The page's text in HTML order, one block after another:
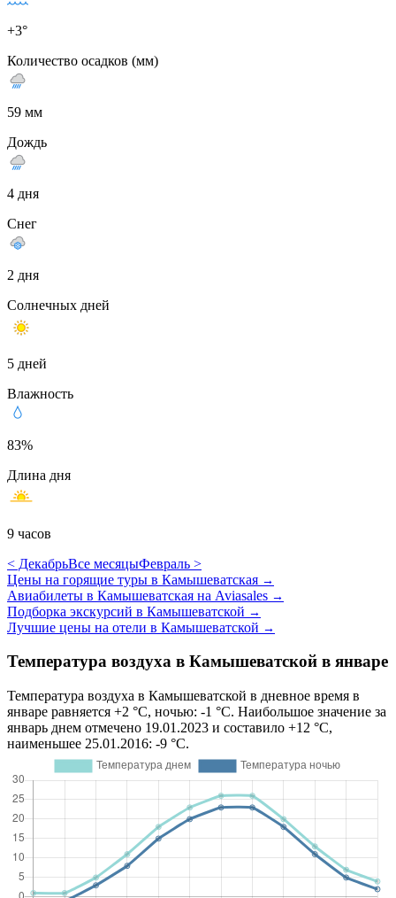
+3°
Количество осадков (мм)
59 мм
Дождь
4 дня
Снег
2 дня
Солнечных дней
5 дней
Влажность
83%
Длина дня
9 часов
< ДекабрьВсе месяцыФевраль >
Цены на горящие туры в Камышеватская →
Авиабилеты в Камышеватская на Aviasales →
Подборка экскурсий в Камышеватской →
Лучшие цены на отели в Камышеватской →
Температура воздуха в Камышеватской в январе
Температура воздуха в Камышеватской в дневное время в
январе равняется +2 °C, ночью: -1 °C. Наибольшое значение за
январь днем отмечено 19.01.2023 и составило +12 °C,
наименьшее 25.01.2016: -9 °C.